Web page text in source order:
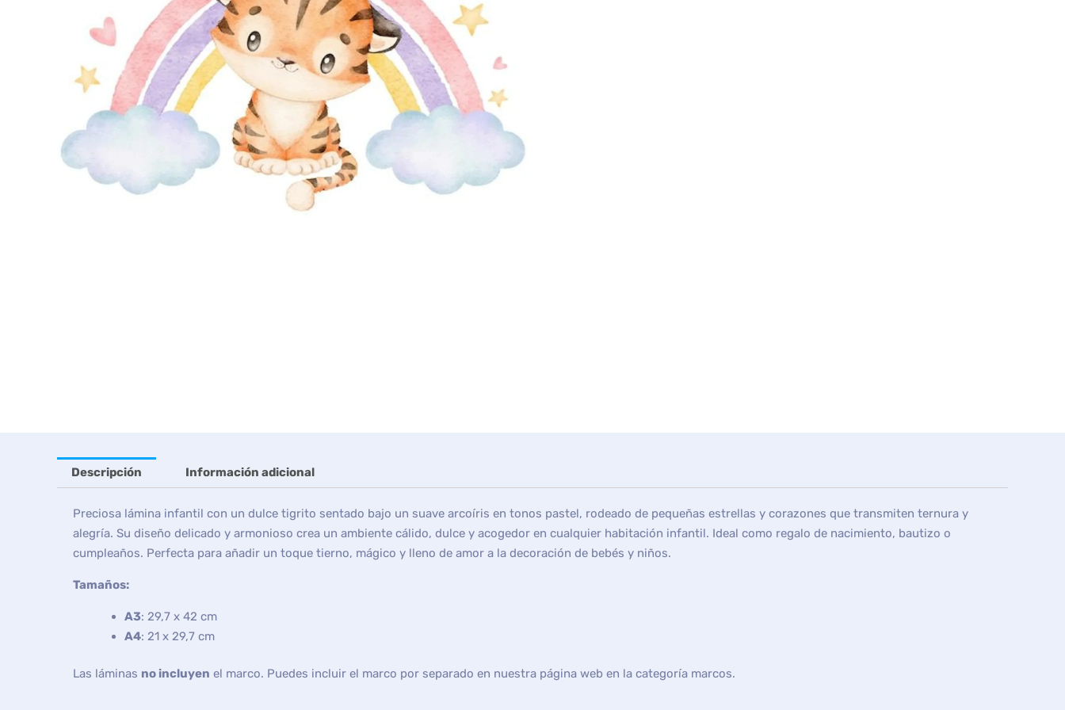
Descripción Información adicional
Preciosa lámina infantil con un dulce tigrito sentado bajo un suave arcoíris en tonos pastel, rodeado de pequeñas estrellas y corazones que transmiten ternura y
alegría. Su diseño delicado y armonioso crea un ambiente cálido, dulce y acogedor en cualquier habitación infantil. Ideal como regalo de nacimiento, bautizo o
cumpleaños. Perfecta para añadir un toque tierno, mágico y lleno de amor a la decoración de bebés y niños.
Tamaños:
A3: 29,7 x 42 cm
A4: 21 x 29,7 cm
Las láminas no incluyen el marco. Puedes incluir el marco por separado en nuestra página web en la categoría marcos.